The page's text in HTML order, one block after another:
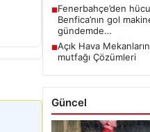
■Fenerbahçe’den
Benfica’nın gol
gündemde…
■Açık Hava
mutfağı Çözümleri
Güncel